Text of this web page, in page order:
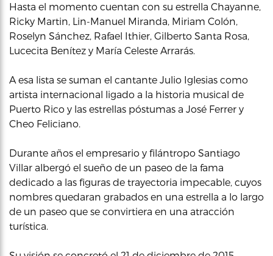
Hasta el momento cuentan con su estrella Chayanne,
Ricky Martin, Lin-Manuel Miranda, Miriam Colón,
Roselyn Sánchez, Rafael Ithier, Gilberto Santa Rosa,
Lucecita Benítez y María Celeste Arrarás.
A esa lista se suman el cantante Julio Iglesias como
artista internacional ligado a la historia musical de
Puerto Rico y las estrellas póstumas a José Ferrer y
Cheo Feliciano.
Durante años el empresario y filántropo Santiago
Villar albergó el sueño de un paseo de la fama
dedicado a las figuras de trayectoria impecable, cuyos
nombres quedaran grabados en una estrella a lo largo
de un paseo que se convirtiera en una atracción
turística.